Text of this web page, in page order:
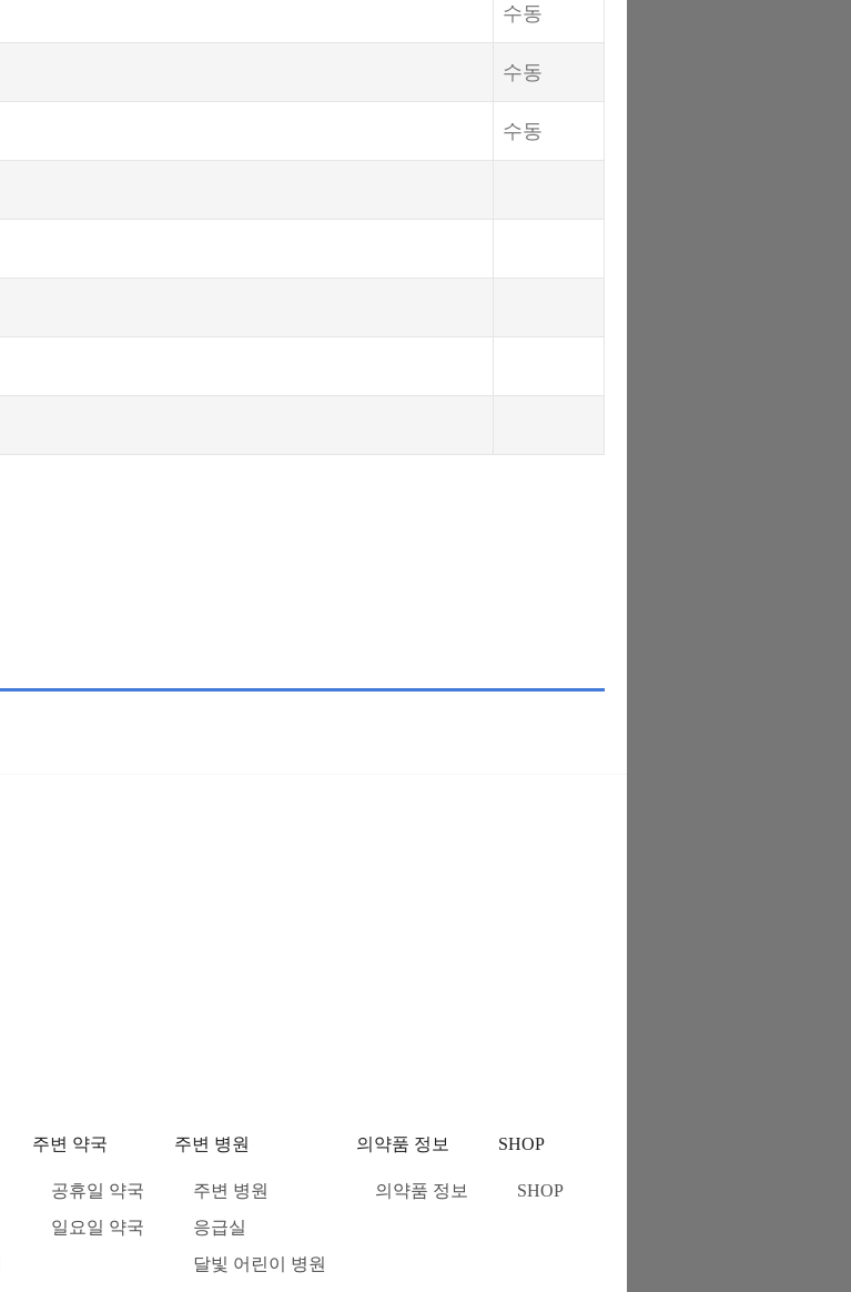
수동
수동
수동
주변 약국
공휴일 약국
일요일 약국
주변 병원
주변 병원
응급실
달빛 어린이 병원
의약품 정보
의약품 정보
SHOP
SHOP